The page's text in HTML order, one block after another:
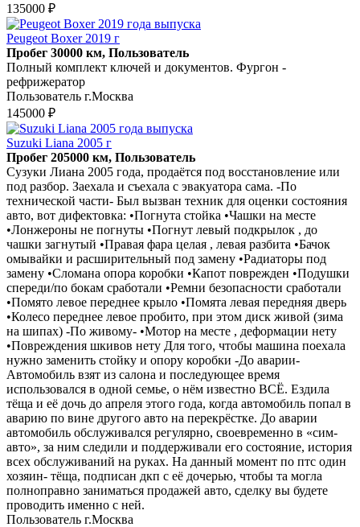
135000 ₽
Peugeot Boxer 2019 г
Пробег 30000 км, Пользователь
Полный комплект ключей и документов. Фургон -
рефрижератор
Пользователь г.Москва
145000 ₽
Suzuki Liana 2005 г
Пробег 205000 км, Пользователь
Сузуки Лиана 2005 года, продаётся под восстановление или
под разбор. Заехала и съехала с эвакуатора сама. -По
технической части- Был вызван техник для оценки состояния
авто, вот дифектовка: •Погнута стойка •Чашки на месте
•Лонжероны не погнуты •Погнут левый подкрылок , до
чашки загнутый •Правая фара целая , левая разбита •Бачок
омывайки и расширительный под замену •Радиаторы под
замену •Сломана опора коробки •Капот поврежден •Подушки
спереди/по бокам сработали •Ремни безопасности сработали
•Помято левое переднее крыло •Помята левая передняя дверь
•Колесо переднее левое пробито, при этом диск живой (зима
на шипах) -По живому- •Мотор на месте , деформации нету
•Повреждения шкивов нету Для того, чтобы машина поехала
нужно заменить стойку и опору коробки -До аварии-
Автомобиль взят из салона и последующее время
использовался в одной семье, о нём известно ВСЁ. Ездила
тёща и её дочь до апреля этого года, когда автомобиль попал в
аварию по вине другого авто на перекрёстке. До аварии
автомобиль обслуживался регулярно, своевременно в «сим-
авто», за ним следили и поддерживали его состояние, история
всех обслуживаний на руках. На данный момент по птс один
хозяин- тёща, подписан дкп с её дочерью, чтобы та могла
полноправно заниматься продажей авто, сделку вы будете
проводить именно с ней.
Пользователь г.Москва